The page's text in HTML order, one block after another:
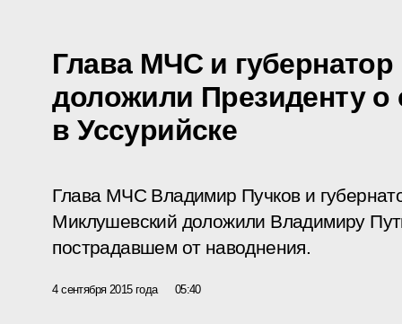
Глава МЧС и
доложили Президенту о
в Уссурийске
Глава МЧС Владимир Пучков и
Миклушевский доложили Владимиру
пострадавшем от наводнения.
4 сентября 2015 года 05:40